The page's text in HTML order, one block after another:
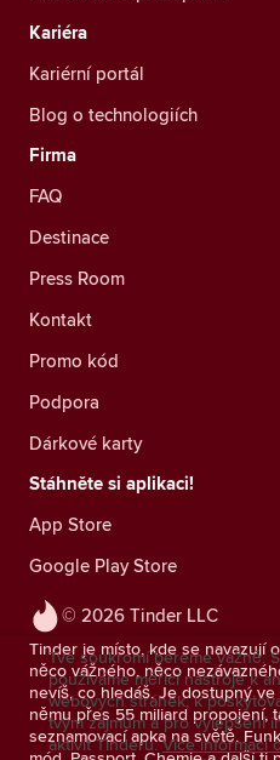
© 2026 Tinder LLC
Tinder je místo, kde se navazují
něco vážného, něco
nevíš, co hledáš. Je dostupný
němu přes 55 miliard propojení,
seznamovací apka na světě.
Kariéra
Kariérní portál
Blog o technologiích
Firma
FAQ
Destinace
Press Room
Kontakt
Promo kód
Podpora
Dárkové karty
Stáhněte si aplikaci!
App Store
Google Play Store
Tvé soukromí bereme vážně.
používáme měřicí nástroje k
webových stránek, k
tvým zájmům a pro vylepšení
aktivit Tinderu. Více informací